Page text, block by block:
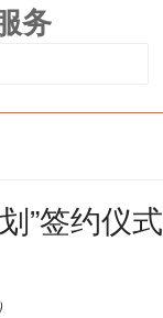
务
”签约仪式